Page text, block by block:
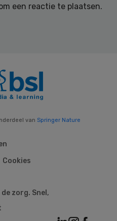
een reactie te plaatsen.
van Springer Nature
Cookies
zorg. Snel,